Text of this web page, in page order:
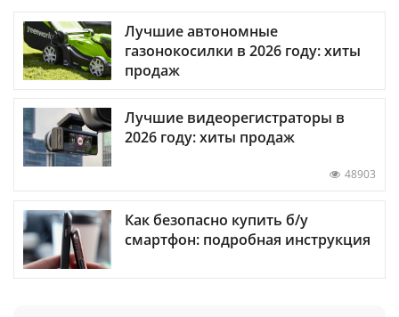
Лучшие автономные
газонокосилки в 2026 году: хиты
продаж
Лучшие видеорегистраторы в
2026 году: хиты продаж
48903
Как безопасно купить б/у
смартфон: подробная инструкция